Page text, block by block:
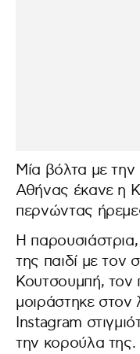
Μία βόλτα με
Αθήνας έκανε η
περνώντας
Η
της παιδί με τον
Κουτσουμπή, τον
μοιράστηκε στον
Instagram
την κορούλα της.